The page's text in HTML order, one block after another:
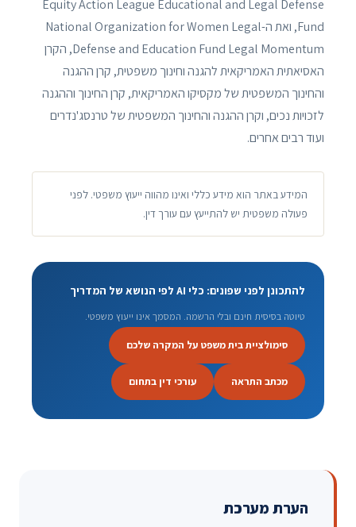
Equity Action League Educational and Legal Defense
Fund, ואת ה-National Organization for Women Legal
Defense and Education Fund Legal Momentum, הקרן
האסיאתית האמריקאית להגנה וחינוך משפטית, קרן ההגנה
והחינוך המשפטית של מקסיקו האמריקאית, קרן החינוך וההגנה
לזכויות נכים, וקרן ההגנה והחינוך המשפטית של טרנסג'נדרים
ועוד רבים אחרים.
המידע באתר הוא מידע כללי ואינו מהווה ייעוץ משפטי. לפני
פעולה משפטית יש להתייעץ עם עורך דין.
להתכונן לפני שפונים: כלי AI לפי הנושא של המדריך
טיוטה בסיסית חינם ובלי הרשמה. המסמך אינו ייעוץ משפטי.
סימולציית בית משפט על המקרה שלכם
מכתב התראה עורכי דין בתחום
הערת מערכת